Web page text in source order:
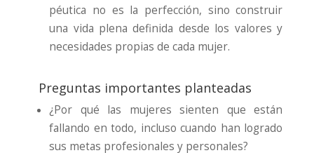
péu­ti­ca no es la per­fec­ción, sino cons­truir
una vida ple­na defi­ni­da des­de los valo­res y
nece­si­da­des pro­pias de cada mujer.
Preguntas importantes planteadas
¿Por qué las muje­res sien­ten que están
fallan­do en todo, inclu­so cuan­do han logra­do
sus metas pro­fe­sio­na­les y per­so­na­les?